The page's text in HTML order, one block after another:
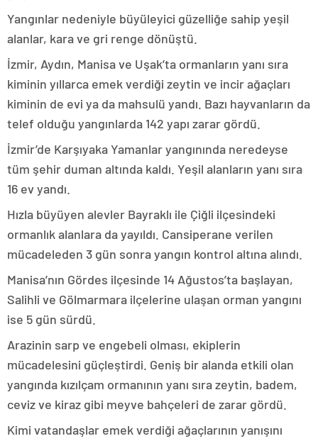
Yangınlar nedeniyle büyüleyici güzelliğe sahip yeşil
alanlar, kara ve gri renge dönüştü.
İzmir, Aydın, Manisa ve Uşak’ta ormanların yanı sıra
kiminin yıllarca emek verdiği zeytin ve incir ağaçları
kiminin de evi ya da mahsulü yandı. Bazı hayvanların da
telef olduğu yangınlarda 142 yapı zarar gördü.
İzmir’de Karşıyaka Yamanlar yangınında neredeyse
tüm şehir duman altında kaldı. Yeşil alanların yanı sıra
16 ev yandı.
Hızla büyüyen alevler Bayraklı ile Çiğli ilçesindeki
ormanlık alanlara da yayıldı. Cansiperane verilen
mücadeleden 3 gün sonra yangın kontrol altına alındı.
Manisa’nın Gördes ilçesinde 14 Ağustos’ta başlayan,
Salihli ve Gölmarmara ilçelerine ulaşan orman yangını
ise 5 gün sürdü.
Arazinin sarp ve engebeli olması, ekiplerin
mücadelesini güçleştirdi. Geniş bir alanda etkili olan
yangında kızılçam ormanının yanı sıra zeytin, badem,
ceviz ve kiraz gibi meyve bahçeleri de zarar gördü.
Kimi vatandaşlar emek verdiği ağaçlarının yanışını